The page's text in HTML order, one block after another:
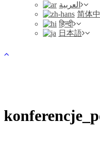
العربية
简体
हिन्दी
日本語